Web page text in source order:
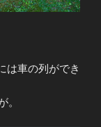
車の列ができ
。